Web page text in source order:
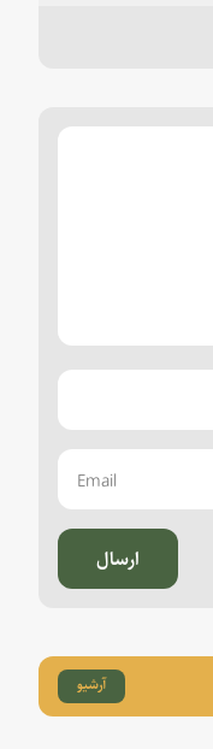
ارسال
آرشیو